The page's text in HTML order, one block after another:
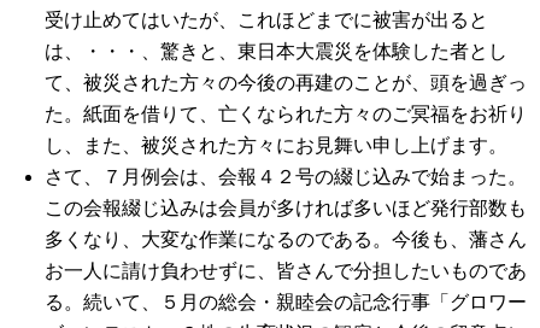
受け止めてはいたが、これほどまでに被害が出ると
は、・・・、驚きと、東日本大震災を体験した者とし
て、被災された方々の今後の再建のことが、頭を過ぎっ
た。紙面を借りて、亡くなられた方々のご冥福をお祈り
し、また、被災された方々にお見舞い申し上げます。
さて、７月例会は、会報４２号の綴じ込みで始まった。
この会報綴じ込みは会員が多ければ多いほど発行部数も
多くなり、大変な作業になるのである。今後も、藩さん
お一人に請け負わせずに、皆さんで分担したいものであ
る。続いて、５月の総会・親睦会の記念行事「グロワー